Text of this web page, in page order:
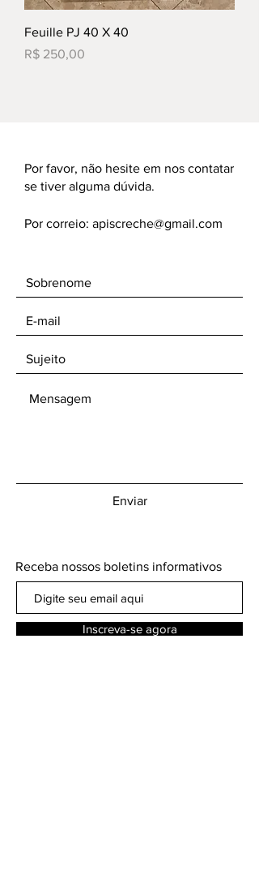
Feuille PJ 40 X 40
Preço
R$ 250,00
Por favor, não hesite em nos contatar
se tiver alguma dúvida.
Por correio: apiscreche@gmail.com
Enviar
Receba nossos boletins informativos
Inscreva-se agora